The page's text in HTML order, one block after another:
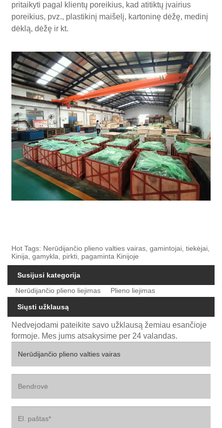
pritaikyti pagal klientų poreikius, kad atitiktų įvairius
poreikius, pvz., plastikinį maišelį, kartoninę dėžę, medinį
dėklą, dėžę ir kt.
Hot Tags: Nerūdijančio plieno valties vairas, gamintojai, tiekėjai,
Kinija, gamykla, pirkti, pagaminta Kinijoje
Susijusi kategorija
Nerūdijančio plieno liejimas
Plieno liejimas
Siųsti užklausą
Nedvejodami pateikite savo užklausą žemiau esančioje
formoje. Mes jums atsakysime per 24 valandas.